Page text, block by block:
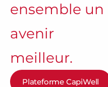
ensemble un
avenir
meilleur.
Plateforme CapiWell